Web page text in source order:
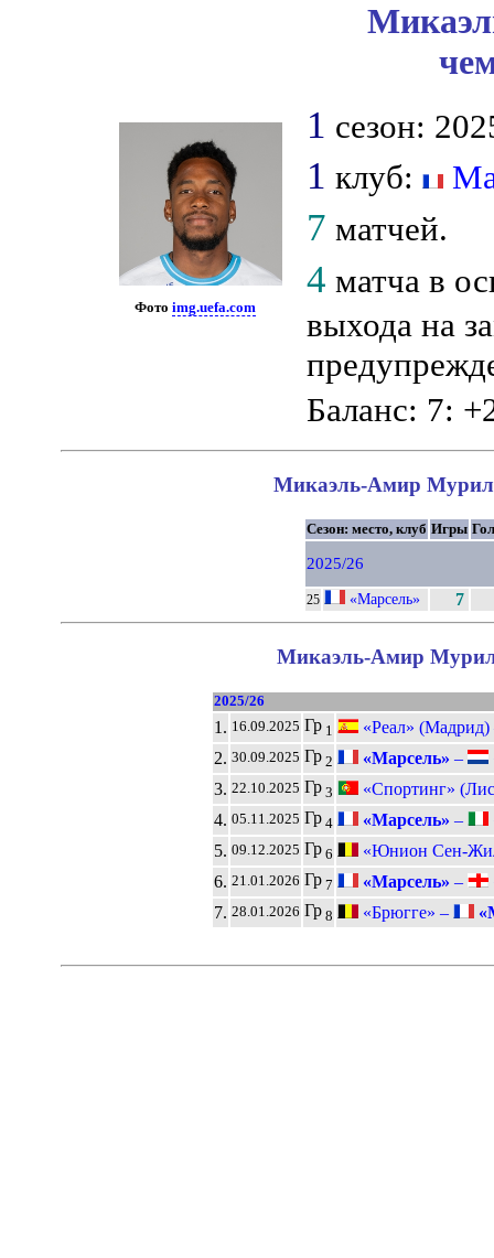
Фотоimg.uefa.com
1 сезон:
1 клуб:
7 матчей.
4 матча в
выхода на
Баланс: 7:
Микаэль-Амир
Сезон: место, клуб Игры
2025/26
25 «Марсель» 7
Микаэль-Амир
2025/26
1. 16.09.2025 Гр 1
«Реал»
2. 30.09.2025 Гр 2 «Марсель» –
3. 22.10.2025 Гр 3
«Спортинг»
4. 05.11.2025 Гр 4 «Марсель» –
5. 09.12.2025 Гр 6
«Юнион Сен-
6. 21.01.2026 Гр 7 «Марсель» –
7. 28.01.2026 Гр 8 «Брюгге» –